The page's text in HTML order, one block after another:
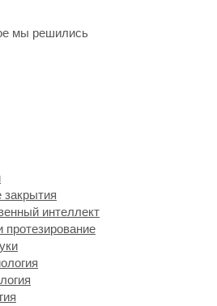
мы решились
интеллект
протезирование